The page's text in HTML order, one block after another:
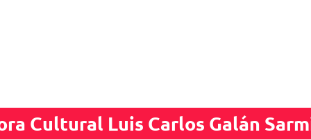
Cultural Luis Carlos Galán